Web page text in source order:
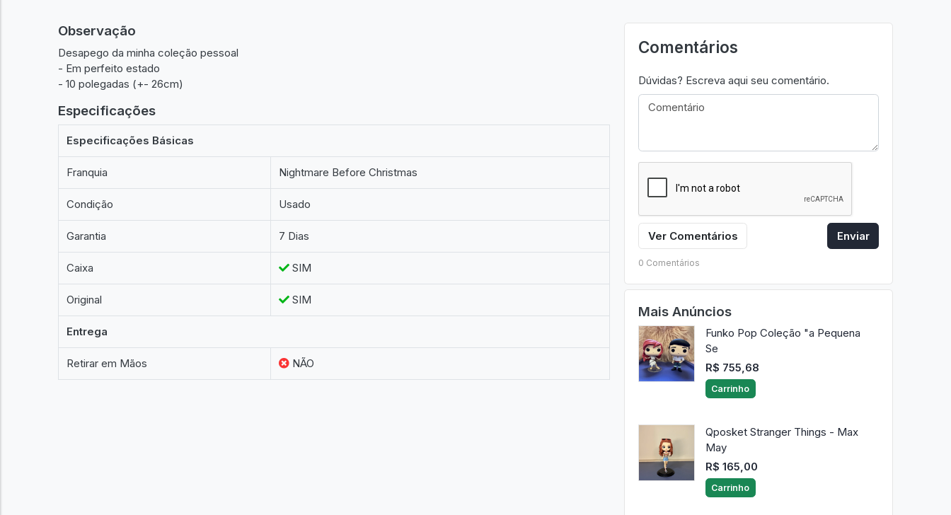
Observação
Desapego da minha coleção pessoal
- Em perfeito estado
- 10 polegadas (+- 26cm)
Especificações
Especificações Básicas
Franquia Nightmare Before Christmas
Condição Usado
Garantia 7 Dias
Caixa SIM
Original SIM
Entrega
Retirar em Mãos NÃO
Comentários
Dúvidas? Escreva aqui seu comentário.
Ver Comentários Enviar
0 Comentários
Mais Anúncios
Funko Pop Coleção "a Pequena
Se
R$ 755,68
Carrinho
Qposket Stranger Things - Max
May
R$ 165,00
Carrinho